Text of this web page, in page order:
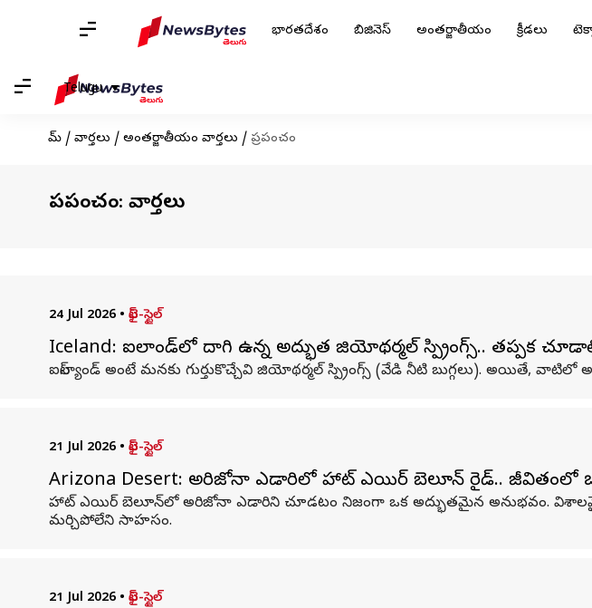
భారతదేశం బిజినెస్ అంతర్జాతీయం క్రీడలు
Telugu
హోమ్ / వార్తలు / అంతర్జాతీయం వార్తలు / ప్రపంచం
ప్రపంచం: వార్తలు
24 Jul 2026 • లైఫ్-స్టైల్
Iceland: ఐస్‌లాండ్‌లో దాగి ఉన్న అద్భుత జియోథర్మల్ స్ప్రింగ్స్.. తప్పక
ఐస్‌ల్యాండ్ అంటే మనకు గుర్తుకొచ్చేవి జియోథర్మల్ స్ప్రింగ్స్ (వేడి నీటి బుగ్గలు). అయితే, వాటిలో
21 Jul 2026 • లైఫ్-స్టైల్
Arizona Desert: అరిజోనా ఎడారిలో హాట్ ఎయిర్ బెలూన్ రైడ్.. జీవితంలో
హాట్ ఎయిర్ బెలూన్‌లో అరిజోనా ఎడారిని చూడటం నిజంగా ఒక అద్భుతమైన అనుభవం.
మర్చిపోలేని సాహసం.
21 Jul 2026 • లైఫ్-స్టైల్